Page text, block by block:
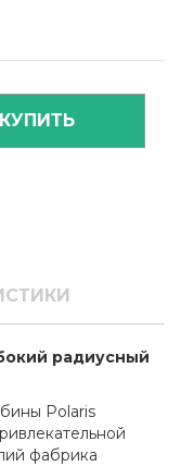
радиусный
Polaris
фабрика